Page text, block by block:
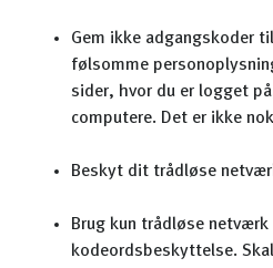
Gem ikke adgangskoder
følsomme
sider, hvor du er logget
computere. Det er ikke
Beskyt dit trådløse
Brug kun trådløse netværk
kodeordsbeskyttelse.